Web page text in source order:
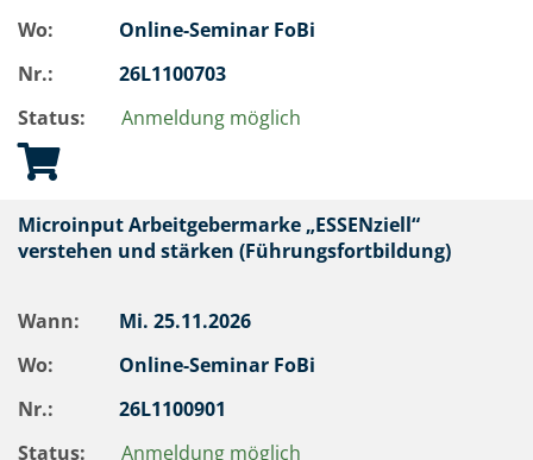
Wo:
Online-Seminar FoBi
Nr.:
26L1100703
Status:
Anmeldung möglich
Microinput Arbeitgebermarke „ESSENziell“
verstehen und stärken (Führungsfortbildung)
Wann: Mi. 25.11.2026
Wo:
Online-Seminar FoBi
Nr.:
26L1100901
Status:
Anmeldung möglich